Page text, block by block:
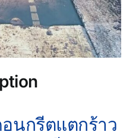
นกรีตแตกร้าว